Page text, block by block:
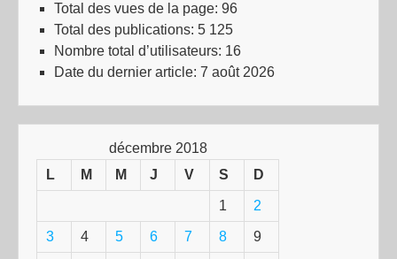
Total des vues de la page: 96
Total des publications: 5 125
Nombre total d’utilisateurs: 16
Date du dernier article: 7 août 2026
décembre 2018
L
M M J V S D
1 2
3 4 5 6 7 8 9